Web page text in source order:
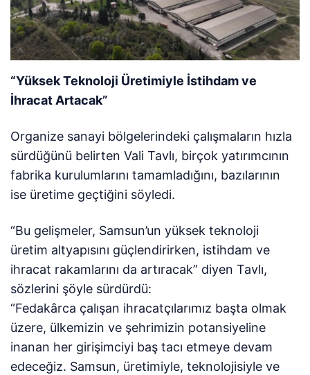
“Yüksek Teknoloji Üretimiyle İstihdam ve
İhracat Artacak”
Organize sanayi bölgelerindeki çalışmaların hızla
sürdüğünü belirten Vali Tavlı, birçok yatırımcının
fabrika kurulumlarını tamamladığını, bazılarının
ise üretime geçtiğini söyledi.
“Bu gelişmeler, Samsun’un yüksek teknoloji
üretim altyapısını güçlendirirken, istihdam ve
ihracat rakamlarını da artıracak” diyen Tavlı,
sözlerini şöyle sürdürdü:
“Fedakârca çalışan ihracatçılarımız başta olmak
üzere, ülkemizin ve şehrimizin potansiyeline
inanan her girişimciyi baş tacı etmeye devam
edeceğiz. Samsun, üretimiyle, teknolojisiyle ve